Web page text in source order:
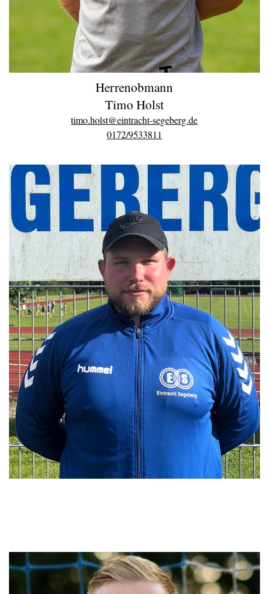
Herrenobmann
Timo Holst
timo.holst@eintracht-segeberg.de
0172/9533811